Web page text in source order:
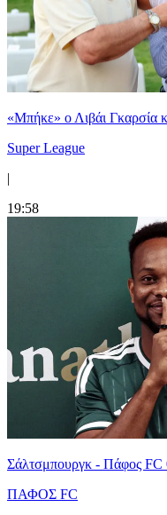
«Μπήκε» ο Λιβάι Γκαρσία
Super League
|
19:58
Σάλτσμπουργκ - Πάφος FC
ΠΑΦΟΣ FC